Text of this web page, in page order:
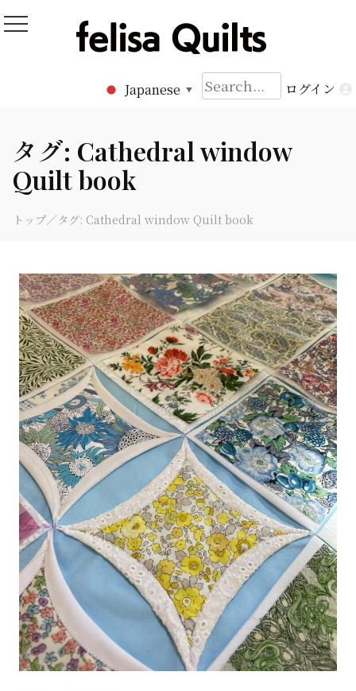
to
Felisa Quilts
パッチワークキルト Felisa Quilts
Japanese ▼
検
索:
ログイン
タグ: Cathedral window
Quilt book
トップ／タグ: Cathedral window Quilt book